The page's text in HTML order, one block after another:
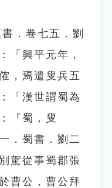
．卷七五．劉
「興平元年，
，焉遣叟兵五
「漢世謂蜀為
『蜀，叟
．蜀書．劉二
駕從事蜀郡張
曹公，曹公拜